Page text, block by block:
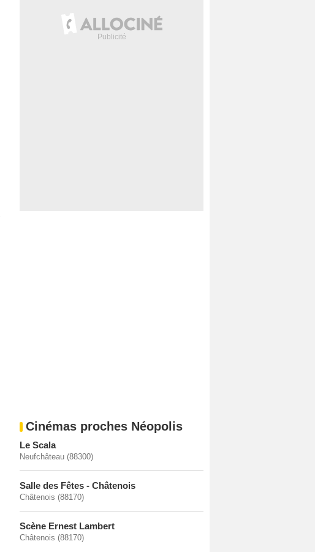
Cinémas proches Néopolis
Le Scala
Neufchâteau (88300)
Salle des Fêtes - Châtenois
Châtenois (88170)
Scène Ernest Lambert
Châtenois (88170)